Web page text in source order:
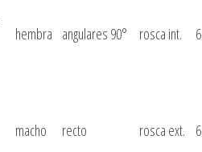
hembra angulares 90° rosca int.
macho recto rosca ext.